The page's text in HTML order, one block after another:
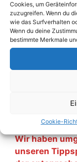
Cookies, um
zuzugreifen. Wenn du
wie das Surfverhalten
Wenn du deine
bestimmte Merkmale
Cookie-
Kategorien
Elza Soares,
1962,Zito
Wir haben
unseren